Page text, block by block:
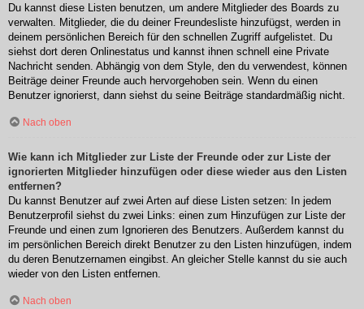
Du kannst diese Listen benutzen, um andere Mitglieder des Boards zu
verwalten. Mitglieder, die du deiner Freundesliste hinzufügst, werden in
deinem persönlichen Bereich für den schnellen Zugriff aufgelistet. Du
siehst dort deren Onlinestatus und kannst ihnen schnell eine Private
Nachricht senden. Abhängig von dem Style, den du verwendest, können
Beiträge deiner Freunde auch hervorgehoben sein. Wenn du einen
Benutzer ignorierst, dann siehst du seine Beiträge standardmäßig nicht.
Nach oben
Wie kann ich Mitglieder zur Liste der Freunde oder zur Liste der
ignorierten Mitglieder hinzufügen oder diese wieder aus den Listen
entfernen?
Du kannst Benutzer auf zwei Arten auf diese Listen setzen: In jedem
Benutzerprofil siehst du zwei Links: einen zum Hinzufügen zur Liste der
Freunde und einen zum Ignorieren des Benutzers. Außerdem kannst du
im persönlichen Bereich direkt Benutzer zu den Listen hinzufügen, indem
du deren Benutzernamen eingibst. An gleicher Stelle kannst du sie auch
wieder von den Listen entfernen.
Nach oben